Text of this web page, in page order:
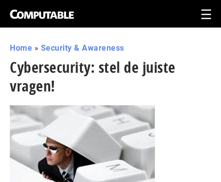
Home » Security & Awareness
Cybersecurity: stel de juiste
vragen!